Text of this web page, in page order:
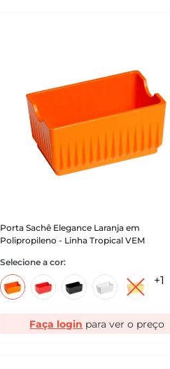
Porta Sachê Elegance Laranja em
Polipropileno - Linha Tropical VEM
+1
Faça login